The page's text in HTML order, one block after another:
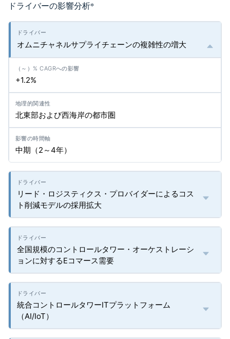
ドライバーの影響分析*
オムニチャネルサプライチェーンの複雑性の増大
+1.2%
北東部および西海岸の都市圏
中期（2～4年）
リード・ロジスティクス・プロバイダーによるコス
ト削減モデルの採用拡大
全国規模のコントロールタワー・オーケストレーシ
ョンに対するEコマース需要
統合コントロールタワーITプラットフォーム
（AI/IoT）